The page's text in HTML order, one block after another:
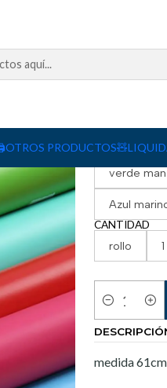
OTROS PRODUCTOS🧸
Gris
verde
Azul
CANTIDAD
rollo
Cantidad
medida